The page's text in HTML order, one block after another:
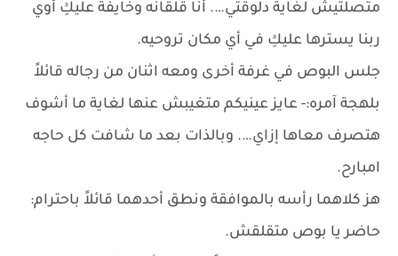
متصلتيش لغاية دلوقتي…. أنا قلقانه وخايفة عليكِ أوي
ربنا يسترها عليكِ في أي مكان تروحيه.
جلس البوص في غرفة أخرى ومعه اثنان من رجاله قائلاً
بلهجة آمره:- عايز عينيكم متغيبش عنها لغاية ما أشوف
هتصرف معاها إزاي…. وبالذات بعد ما شافت كل حاجه
امبارح.
هز كلاهما رأسه بالموافقة ونطق أحدهما قائلاً باحترام:
حاضر يا بوص متقلقش.